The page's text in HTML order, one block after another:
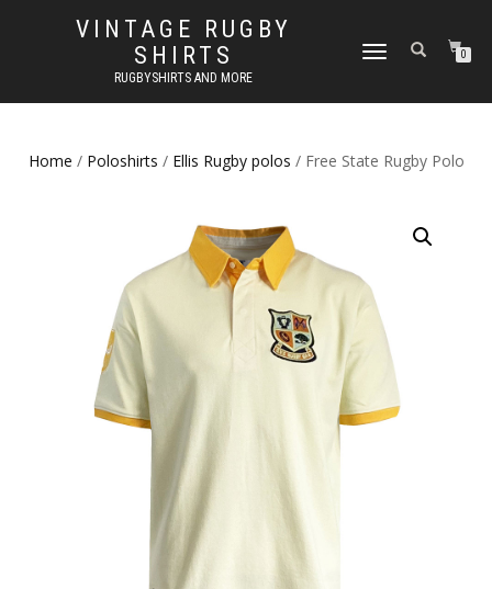
VINTAGE RUGBY
SHIRTS
RUGBYSHIRTS AND MORE
TOGGLE
0
Home / Poloshirts / Ellis Rugby polos / Free State Rugby Polo